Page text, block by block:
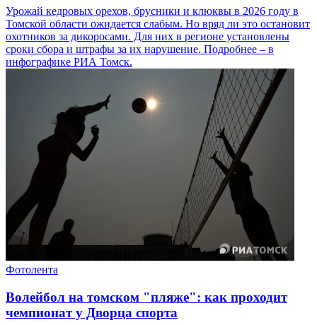
Урожай кедровых орехов, брусники и клюквы в 2026 году в
Томской области ожидается слабым. Но вряд ли это остановит
охотников за дикоросами. Для них в регионе установлены
сроки сбора и штрафы за их нарушение. Подробнее – в
инфографике РИА Томск.
Фотолента
Волейбол на томском "пляже": как проходит
чемпионат у Дворца спорта